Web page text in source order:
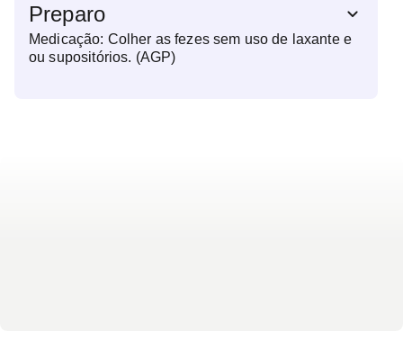
Preparo
Medicação: Colher as fezes sem uso de laxante e
ou supositórios. (AGP)